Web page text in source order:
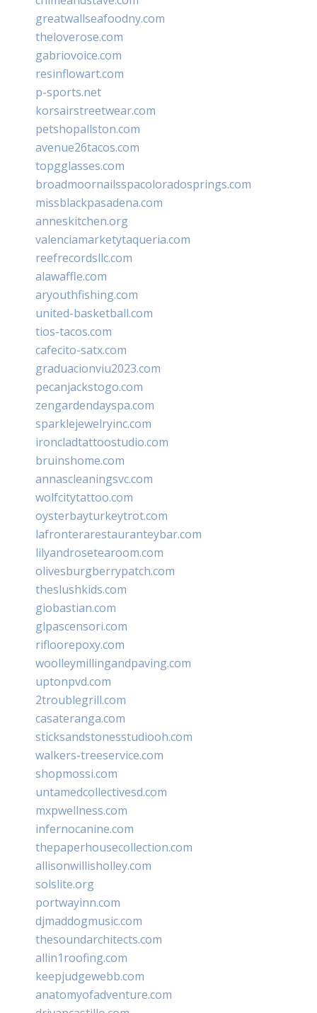
greatwallseafoodny.com
theloverose.com
gabriovoice.com
resinflowart.com
p-sports.net
korsairstreetwear.com
petshopallston.com
avenue26tacos.com
topgglasses.com
broadmoornailsspacoloradosprings.com
missblackpasadena.com
anneskitchen.org
valenciamarketytaqueria.com
reefrecordsllc.com
alawaffle.com
aryouthfishing.com
united-basketball.com
tios-tacos.com
cafecito-satx.com
graduacionviu2023.com
pecanjackstogo.com
zengardendayspa.com
sparklejewelryinc.com
ironcladtattoostudio.com
bruinshome.com
annascleaningsvc.com
wolfcitytattoo.com
oysterbayturkeytrot.com
lafronterarestauranteybar.com
lilyandrosetearoom.com
olivesburgberrypatch.com
theslushkids.com
giobastian.com
glpascensori.com
rifloorepoxy.com
woolleymillingandpaving.com
uptonpvd.com
2troublegrill.com
casateranga.com
sticksandstonesstudiooh.com
walkers-treeservice.com
shopmossi.com
untamedcollectivesd.com
mxpwellness.com
infernocanine.com
thepaperhousecollection.com
allisonwillisholley.com
solslite.org
portwayinn.com
djmaddogmusic.com
thesoundarchitects.com
allin1roofing.com
keepjudgewebb.com
anatomyofadventure.com